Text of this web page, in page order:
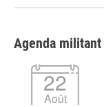
Agenda militant
22
Août